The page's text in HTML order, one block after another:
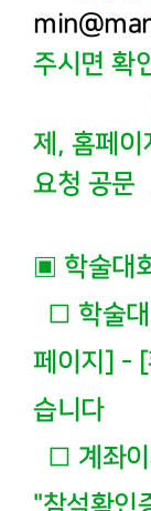
주시면 확
제, 홈페이
요청 공문
▣ 학술대
□ 학술대
페이지] - [
습니다
□ 계좌